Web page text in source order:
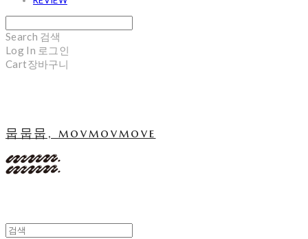
Search 검색
Log In 로그인
Cart장바구니
뭅뭅뭅, movmovmove